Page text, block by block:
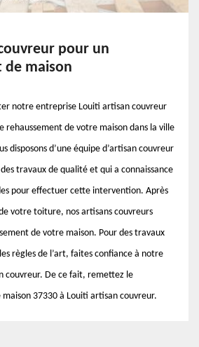
pour un
de maison
notre entreprise Louiti artisan couvreur
rehaussement de votre maison dans la ville
disposons d’une équipe d’artisan couvreur
travaux de qualité et qui a connaissance
pour effectuer cette intervention. Après
votre toiture, nos artisans couvreurs
de votre maison. Pour des travaux
règles de l’art, faites confiance à notre
couvreur. De ce fait, remettez le
37330 à Louiti artisan couvreur.